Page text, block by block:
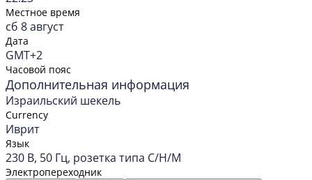
Местное время
сб 8 август
Дата
GMT+2
Часовой пояс
Дополнительная информация
Израильский шекель
Currency
Иврит
Язык
230 В, 50 Гц, розетка типа C/H/M
Электропереходник